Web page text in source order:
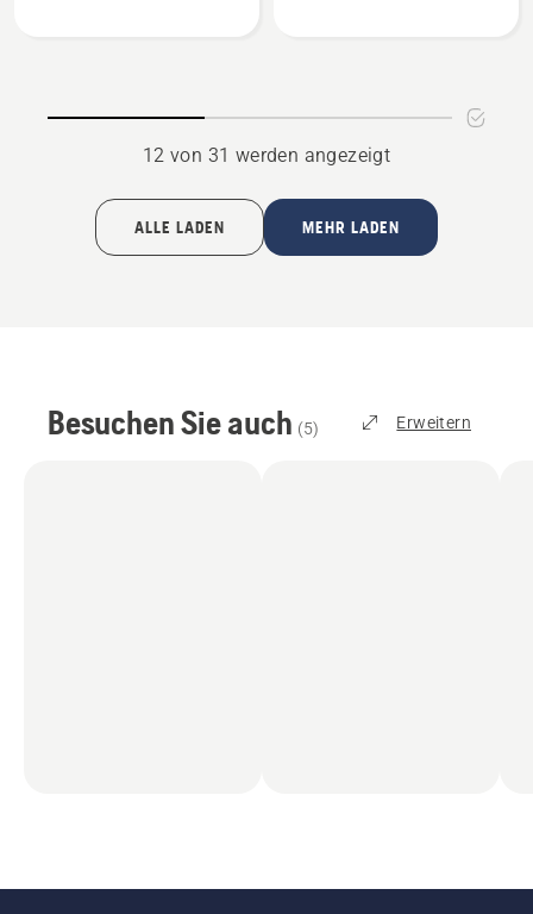
12 von 31 werden angezeigt
ALLE LADEN MEHR LADEN
Besuchen Sie auch (5) Erweitern